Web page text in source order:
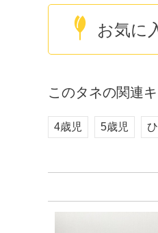
お気に
このタネの関連
4歳児 5歳児